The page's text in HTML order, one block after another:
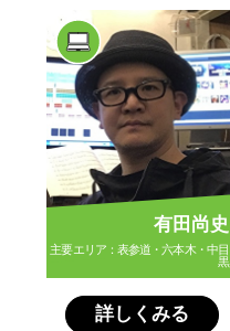
有田尚史
主要エリア：表参道・六本木・中目
黒
詳しくみる